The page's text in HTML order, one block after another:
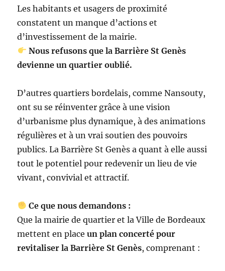
Les habitants et usagers de proximité
constatent un manque d’actions et
d’investissement de la mairie.
Nous refusons que la Barrière St Genès
devienne un quartier oublié.
D’autres quartiers bordelais, comme Nansouty,
ont su se réinventer grâce à une vision
d’urbanisme plus dynamique, à des animations
régulières et à un vrai soutien des pouvoirs
publics. La Barrière St Genès a quant à elle aussi
tout le potentiel pour redevenir un lieu de vie
vivant, convivial et attractif.
Ce que nous demandons :
Que la mairie de quartier et la Ville de Bordeaux
mettent en placeun plan concerté pour
revitaliser la Barrière St Genès, comprenant :